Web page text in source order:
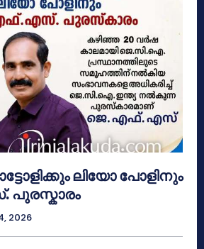
ലിയോ പോളിനും
2026